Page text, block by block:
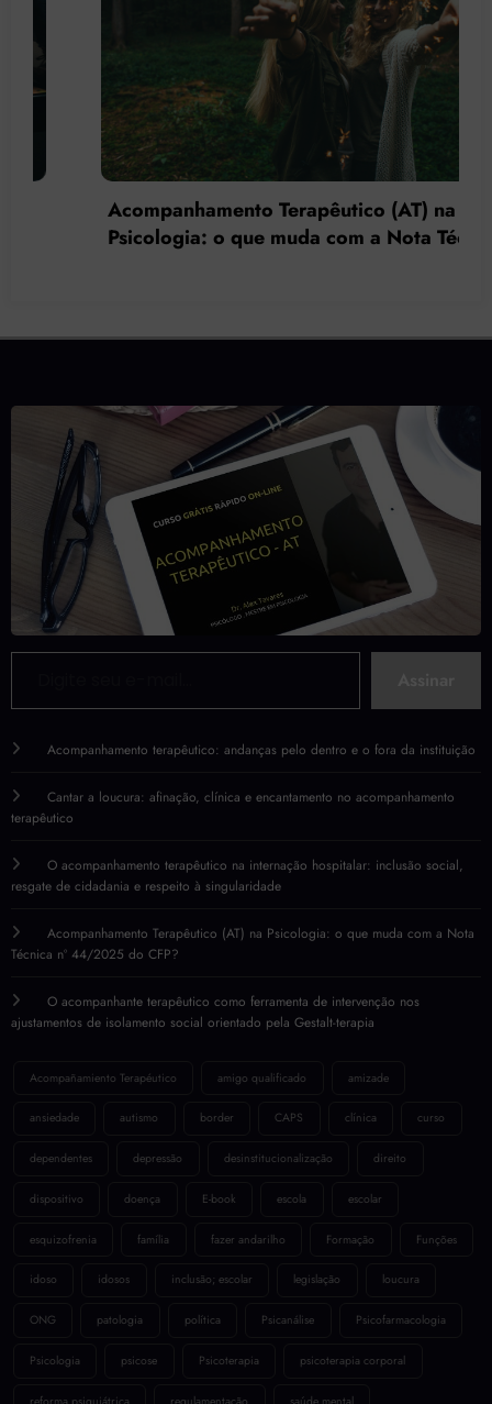
Acompanhamento Terapêutico (AT) na
Psicologia: o que muda com a Nota Técnica
Digite seu e-mail…
Acompanhamento terapêutico: andanças pelo dentro e o fora da instituição
Cantar a loucura: afinação, clínica e encantamento no acompanhamento
terapêutico
O acompanhamento terapêutico na internação hospitalar: inclusão social,
resgate de cidadania e respeito à singularidade
Acompanhamento Terapêutico (AT) na Psicologia: o que muda com a Nota
Técnica nº 44/2025 do CFP?
O acompanhante terapêutico como ferramenta de intervenção nos
ajustamentos de isolamento social orientado pela Gestalt-terapia
Acompañamiento Terapéutico amigo qualificado amizade
ansiedade autismo border CAPS clínica curso
dependentes depressão desinstitucionalização direito
dispositivo doença E-book escola escolar
esquizofrenia família fazer andarilho Formação Funções
idoso idosos inclusão; escolar legislação loucura
ONG patologia política Psicanálise Psicofarmacologia
Psicologia psicose Psicoterapia psicoterapia corporal